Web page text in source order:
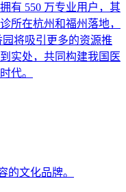
有 550 万专业用户，其
所在杭州和福州落地，
将吸引更多的资源推
实处，共同构建我国医
代。
的文化品牌。